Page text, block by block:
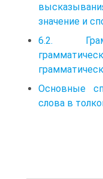
значение и
6.2.
Основные
слова в